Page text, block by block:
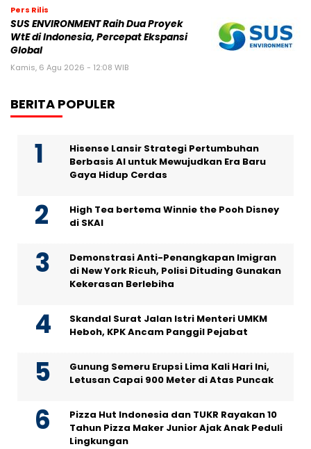
Pers Rilis
SUS ENVIRONMENT Raih Dua Proyek
WtE di Indonesia, Percepat Ekspansi
Global
Kamis, 6 Agu 2026 - 12:08 WIB
BERITA POPULER
Hisense Lansir Strategi Pertumbuhan
Berbasis AI untuk Mewujudkan Era Baru
Gaya Hidup Cerdas
High Tea bertema Winnie the Pooh Disney
di SKAI
Demonstrasi Anti-Penangkapan Imigran
di New York Ricuh, Polisi Dituding Gunakan
Kekerasan Berlebiha
Skandal Surat Jalan Istri Menteri UMKM
Heboh, KPK Ancam Panggil Pejabat
Gunung Semeru Erupsi Lima Kali Hari Ini,
Letusan Capai 900 Meter di Atas Puncak
Pizza Hut Indonesia dan TUKR Rayakan 10
Tahun Pizza Maker Junior Ajak Anak Peduli
Lingkungan